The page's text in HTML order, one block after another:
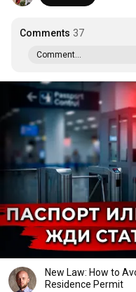
Comments 37
Comment...
New Law: How to
Residence Permit